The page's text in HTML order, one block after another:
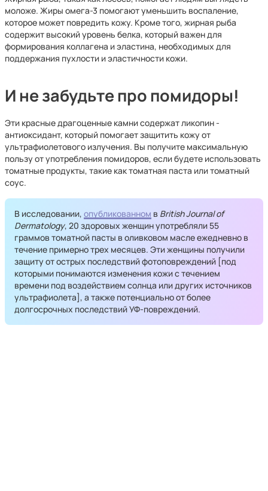
моложе. Жиры омега-3 помогают уменьшить воспаление,
которое может повредить кожу. Кроме того, жирная рыба
содержит высокий уровень белка, который важен для
формирования коллагена и эластина, необходимых для
поддержания пухлости и эластичности кожи.
И не забудьте про помидоры!
Эти красные драгоценные камни содержат ликопин -
антиоксидант, который помогает защитить кожу от
ультрафиолетового излучения. Вы получите максимальную
пользу от употребления помидоров, если будете использовать
томатные продукты, такие как томатная паста или томатный
соус.
В исследовании, опубликованном в British Journal of
Dermatology, 20 здоровых женщин употребляли 55
граммов томатной пасты в оливковом масле ежедневно в
течение примерно трех месяцев. Эти женщины получили
защиту от острых последствий фотоповреждений [под
которыми понимаются изменения кожи с течением
времени под воздействием солнца или других источников
ультрафиолета], а также потенциально от более
долгосрочных последствий УФ-повреждений.